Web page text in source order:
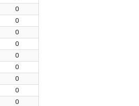
0
0
0
0
0
0
0
0
0